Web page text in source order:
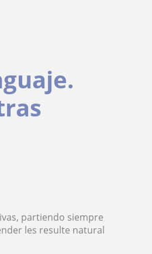
partiendo siempre
les resulte natural